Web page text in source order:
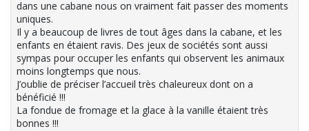
dans une cabane nous on vraiment fait passer des moments
uniques.
Il y a beaucoup de livres de tout âges dans la cabane, et les
enfants en étaient ravis. Des jeux de sociétés sont aussi
sympas pour occuper les enfants qui observent les animaux
moins longtemps que nous.
J’oublie de préciser l’accueil très chaleureux dont on a
bénéficié !!!
La fondue de fromage et la glace à la vanille étaient très
bonnes !!!